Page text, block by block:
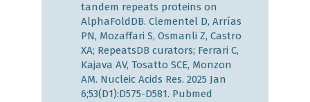
tandem repeats proteins on
AlphaFoldDB. Clementel D, Arrías
PN, Mozaffari S, Osmanli Z, Castro
XA; RepeatsDB curators; Ferrari C,
Kajava AV, Tosatto SCE, Monzon
AM. Nucleic Acids Res. 2025 Jan
6;53(D1):D575-D581. Pubmed